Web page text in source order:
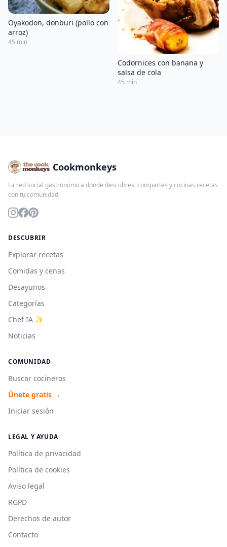
Oyakodon, donburi (pollo con
arroz)
45 min
Codornices con banana y
salsa de cola
45 min
Cookmonkeys
La red social gastronómica donde descubres, compartes y cocinas recetas
con tu comunidad.
DESCUBRIR
Explorar recetas
Comidas y cenas
Desayunos
Categorías
Chef IA ✨
Noticias
COMUNIDAD
Buscar cocineros
Únete gratis →
Iniciar sesión
LEGAL Y AYUDA
Política de privacidad
Política de cookies
Aviso legal
RGPD
Derechos de autor
Contacto